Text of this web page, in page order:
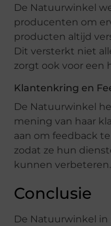
De Natuurwinkel
producenten om
producten altijd
Dit versterkt niet
zorgt ook voor een
Klantenkring en
De Natuurwinkel
mening van haar
aan om feedback
zodat ze hun
kunnen verbeteren.
Conclusie
De Natuurwinkel in